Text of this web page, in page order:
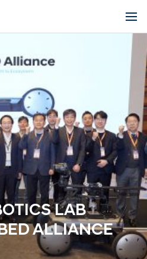
LAB
ALLIANCE